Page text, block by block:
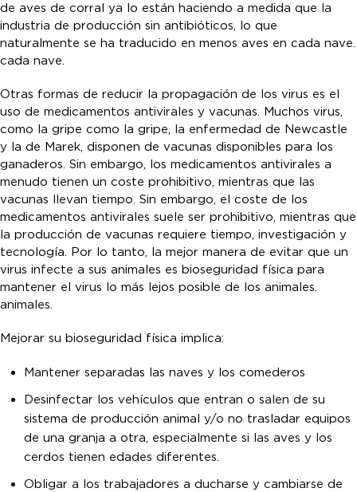
de aves de corral ya lo están haciendo a medida que la
industria de producción sin antibióticos, lo que
naturalmente se ha traducido en menos aves en cada nave.
cada nave.
Otras formas de reducir la propagación de los virus es el
uso de medicamentos antivirales y vacunas. Muchos virus,
como la gripe como la gripe, la enfermedad de Newcastle
y la de Marek, disponen de vacunas disponibles para los
ganaderos. Sin embargo, los medicamentos antivirales a
menudo tienen un coste prohibitivo, mientras que las
vacunas llevan tiempo. Sin embargo, el coste de los
medicamentos antivirales suele ser prohibitivo, mientras que
la producción de vacunas requiere tiempo, investigación y
tecnología. Por lo tanto, la mejor manera de evitar que un
virus infecte a sus animales es bioseguridad física para
mantener el virus lo más lejos posible de los animales.
animales.
Mejorar su bioseguridad física implica:
Mantener separadas las naves y los comederos
Desinfectar los vehículos que entran o salen de su
sistema de producción animal y/o no trasladar equipos
de una granja a otra, especialmente si las aves y los
cerdos tienen edades diferentes.
Obligar a los trabajadores a ducharse y cambiarse de